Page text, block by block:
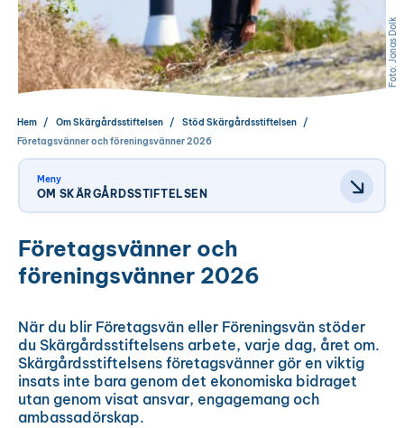
Foto: Jonas Dolk
Hem Om Skärgårdsstiftelsen
Stöd Skärgårdsstiftelsen
Företagsvänner och föreningsvänner 2026
Meny
OM SKÄRGÅRDSSTIFTELSEN
Företagsvänner och
föreningsvänner 2026
När du blir Företagsvän eller Föreningsvän stöder
du Skärgårdsstiftelsens arbete, varje dag, året om.
Skärgårdsstiftelsens företagsvänner gör en viktig
insats inte bara genom det ekonomiska bidraget
utan genom visat ansvar, engagemang och
ambassadörskap.